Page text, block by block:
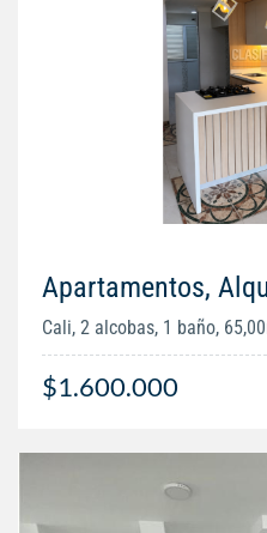
Apartamentos,
Cali, 2 alcobas, 1 baño,
$1.600.000